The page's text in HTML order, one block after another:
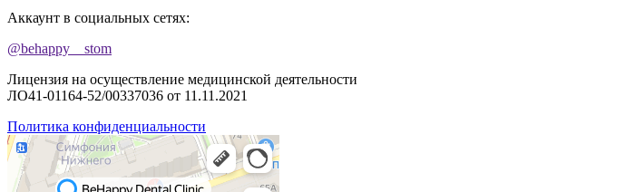
Аккаунт в социальных сетях:
@behappy__stom
Лицензия на осуществление медицинской деятельности
ЛО41-01164-52/00337036 от 11.11.2021
Политика конфиденциальности